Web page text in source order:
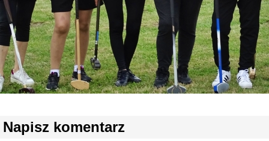
Napisz komentarz